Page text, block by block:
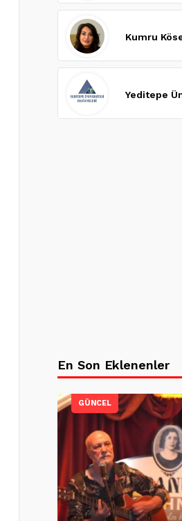
Kumru
Yeditepe
En Son Eklenenler
GÜNCEL